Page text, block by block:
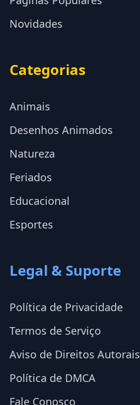
Novidades
Categorias
Animais
Desenhos Animados
Natureza
Feriados
Educacional
Esportes
Legal & Suporte
Política de Privacidade
Termos de Serviço
Aviso de Direitos Autorais
Política de DMCA
Fale Conosco